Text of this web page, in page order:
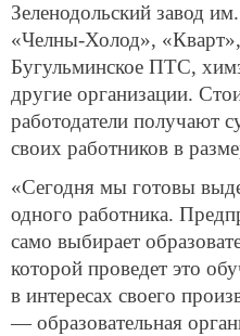
Зеленодольский завод
«Челны-Холод»,
Бугульминское ПТС,
другие организации.
работодатели получают
своих работников в
«Сегодня мы готовы
одного работника.
само выбирает
которой проведет это
в интересах своего
— образовательная